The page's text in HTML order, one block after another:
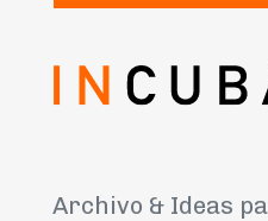
Archivo & Ideas